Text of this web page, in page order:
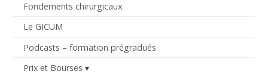
Fondements chirurgicaux
Le GICUM
Podcasts – formation prégradués
Prix et Bourses